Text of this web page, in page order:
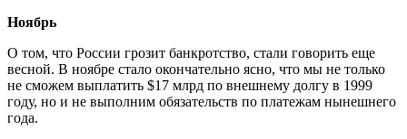
Ноябрь
О том, что России грозит банкротство, стали говорить еще
весной. В ноябре стало окончательно ясно, что мы не только
не сможем выплатить $17 млрд по внешнему долгу в 1999
году, но и не выполним обязательств по платежам нынешнего
года.